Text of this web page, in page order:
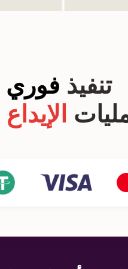
تنفيذ فوري
الإيداع